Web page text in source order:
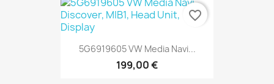
5G6919605 VW Media Navi...
199,00 €
favorite_border